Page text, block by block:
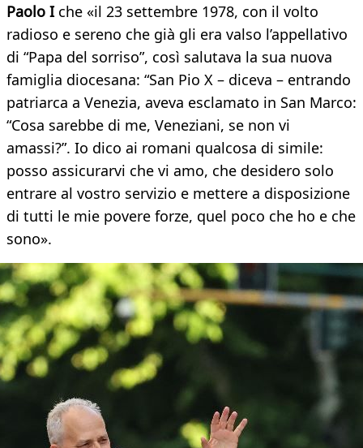
Paolo I che «il 23 settembre 1978, con il volto
radioso e sereno che già gli era valso l’appellativo
di “Papa del sorriso”, così salutava la sua nuova
famiglia diocesana: “San Pio X – diceva – entrando
patriarca a Venezia, aveva esclamato in San Marco:
“Cosa sarebbe di me, Veneziani, se non vi
amassi?”. Io dico ai romani qualcosa di simile:
posso assicurarvi che vi amo, che desidero solo
entrare al vostro servizio e mettere a disposizione
di tutti le mie povere forze, quel poco che ho e che
sono».